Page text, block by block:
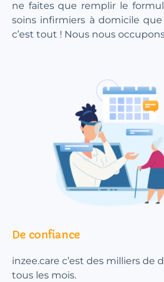
ne faites que remplir le
soins infirmiers à domicile
c’est tout ! Nous nous
De confiance
inzee.care c’est des milliers de
tous les mois.